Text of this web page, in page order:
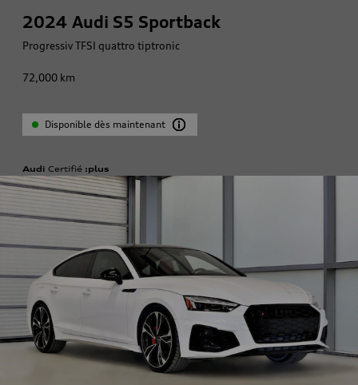
2024 Audi S5 Sportback
Progressiv TFSI quattro tiptronic
72,000 km
Disponible dès maintenant
Audi Certifié :plus